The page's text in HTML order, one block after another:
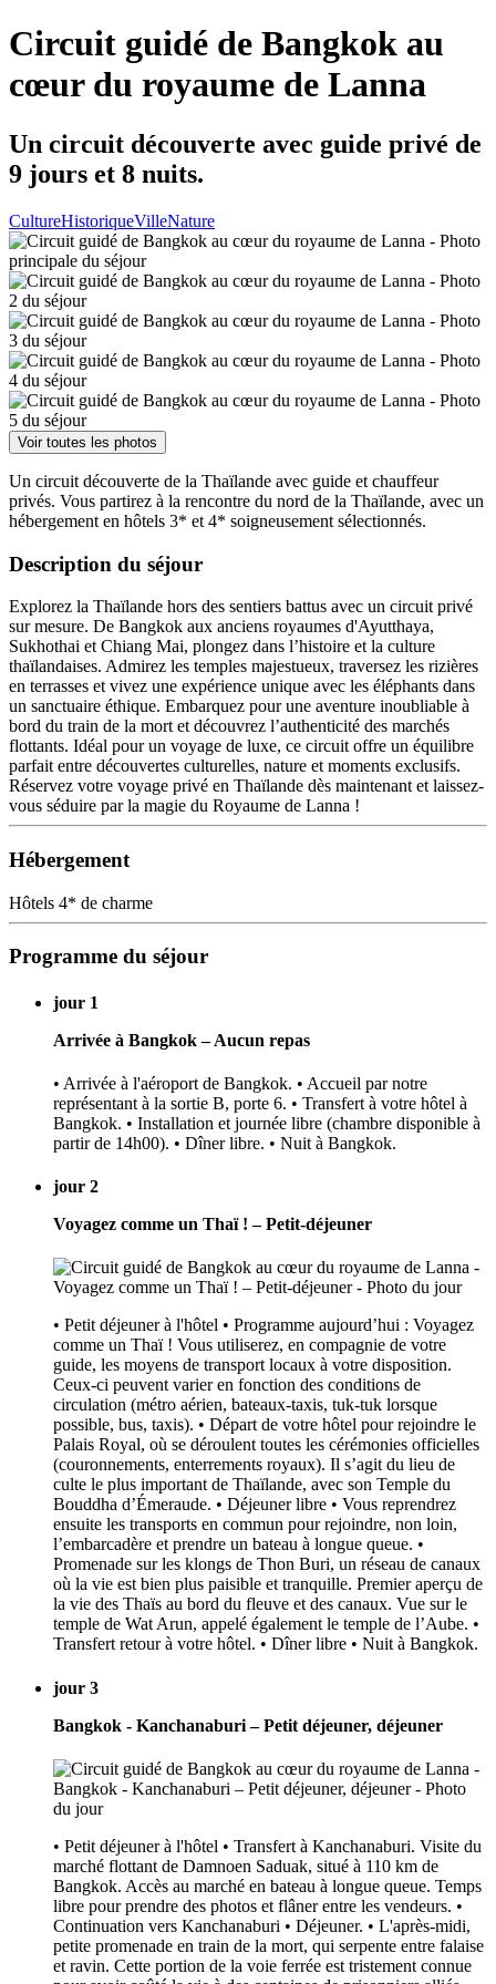
Circuit guidé de Bangkok au
cœur du royaume de Lanna
Un circuit découverte avec guide privé de
9 jours et 8 nuits.
CultureHistoriqueVilleNature
Voir toutes les photos
Un circuit découverte de la Thaïlande avec guide et chauffeur
privés. Vous partirez à la rencontre du nord de la Thaïlande, avec un
hébergement en hôtels 3* et 4* soigneusement sélectionnés.
Description du séjour
Explorez la Thaïlande hors des sentiers battus avec un circuit privé
sur mesure. De Bangkok aux anciens royaumes d'Ayutthaya,
Sukhothai et Chiang Mai, plongez dans l’histoire et la culture
thaïlandaises. Admirez les temples majestueux, traversez les rizières
en terrasses et vivez une expérience unique avec les éléphants dans
un sanctuaire éthique. Embarquez pour une aventure inoubliable à
bord du train de la mort et découvrez l’authenticité des marchés
flottants. Idéal pour un voyage de luxe, ce circuit offre un équilibre
parfait entre découvertes culturelles, nature et moments exclusifs.
Réservez votre voyage privé en Thaïlande dès maintenant et laissez-
vous séduire par la magie du Royaume de Lanna !
Hébergement
Hôtels 4* de charme
Programme du séjour
jour 1
Arrivée à Bangkok – Aucun repas
• Arrivée à l'aéroport de Bangkok. • Accueil par notre
représentant à la sortie B, porte 6. • Transfert à votre hôtel à
Bangkok. • Installation et journée libre (chambre disponible à
partir de 14h00). • Dîner libre. • Nuit à Bangkok.
jour 2
Voyagez comme un Thaï ! – Petit-déjeuner
• Petit déjeuner à l'hôtel • Programme aujourd’hui : Voyagez
comme un Thaï ! Vous utiliserez, en compagnie de votre
guide, les moyens de transport locaux à votre disposition.
Ceux-ci peuvent varier en fonction des conditions de
circulation (métro aérien, bateaux-taxis, tuk-tuk lorsque
possible, bus, taxis). • Départ de votre hôtel pour rejoindre le
Palais Royal, où se déroulent toutes les cérémonies officielles
(couronnements, enterrements royaux). Il s’agit du lieu de
culte le plus important de Thaïlande, avec son Temple du
Bouddha d’Émeraude. • Déjeuner libre • Vous reprendrez
ensuite les transports en commun pour rejoindre, non loin,
l’embarcadère et prendre un bateau à longue queue. •
Promenade sur les klongs de Thon Buri, un réseau de canaux
où la vie est bien plus paisible et tranquille. Premier aperçu de
la vie des Thaïs au bord du fleuve et des canaux. Vue sur le
temple de Wat Arun, appelé également le temple de l’Aube. •
Transfert retour à votre hôtel. • Dîner libre • Nuit à Bangkok.
jour 3
Bangkok - Kanchanaburi – Petit déjeuner, déjeuner
• Petit déjeuner à l'hôtel • Transfert à Kanchanaburi. Visite du
marché flottant de Damnoen Saduak, situé à 110 km de
Bangkok. Accès au marché en bateau à longue queue. Temps
libre pour prendre des photos et flâner entre les vendeurs. •
Continuation vers Kanchanaburi • Déjeuner. • L'après-midi,
petite promenade en train de la mort, qui serpente entre falaise
et ravin. Cette portion de la voie ferrée est tristement connue